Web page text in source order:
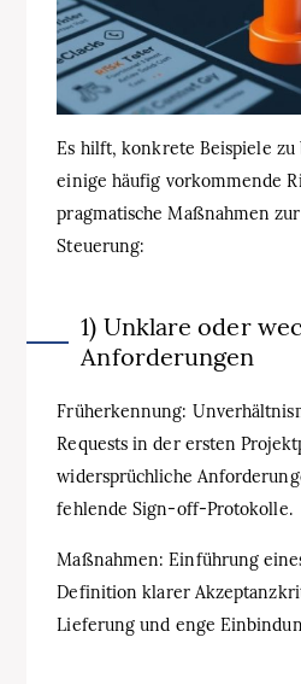
Es hilft, konkrete Beispiele
einige häufig vorkommende
pragmatische Maßnahmen
Steuerung:
1) Unklare oder
Anforderungen
Früherkennung:
Requests in der ersten
widersprüchliche
fehlende Sign-off-Protokolle.
Maßnahmen: Einführung
Definition klarer
Lieferung und enge